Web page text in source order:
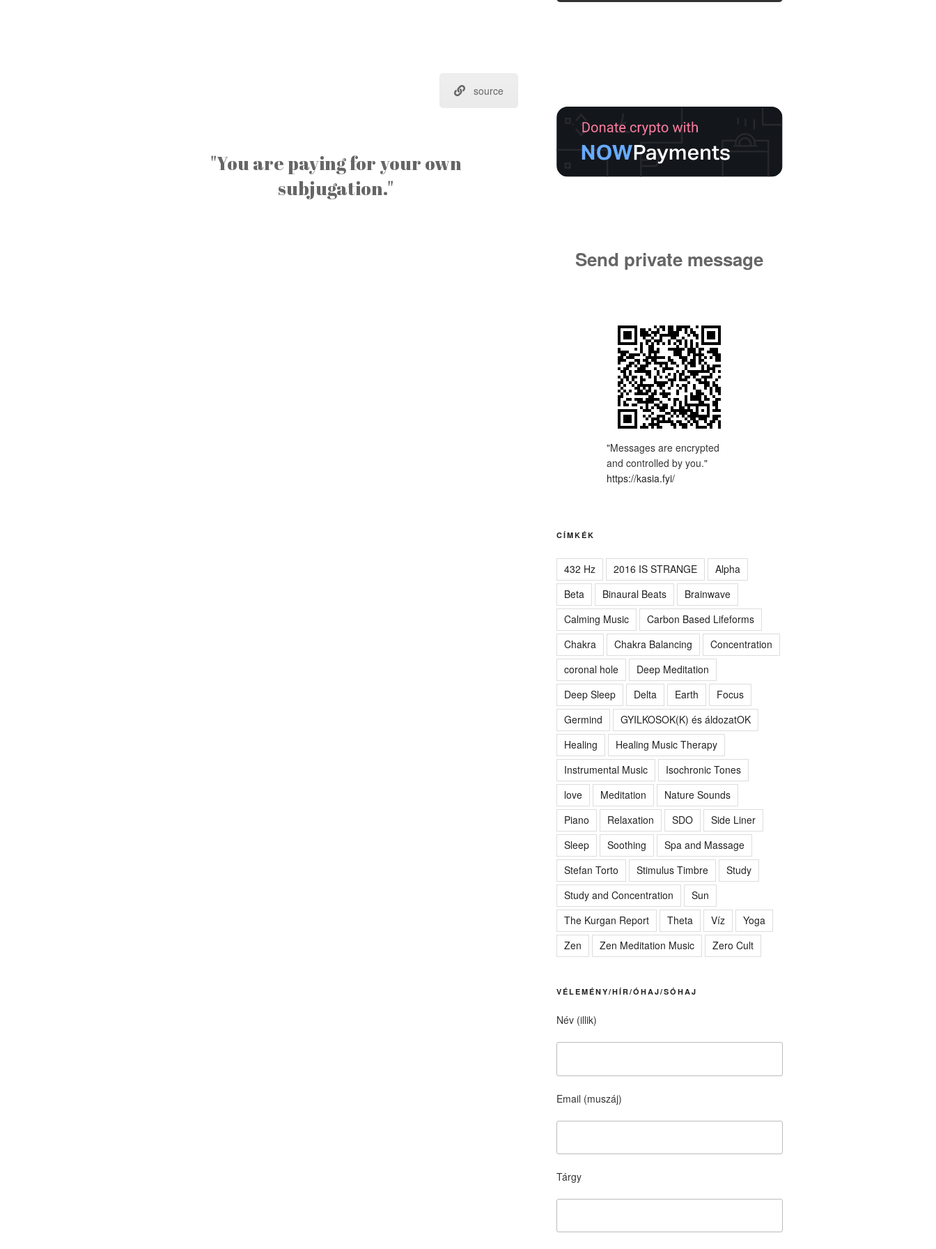
source
"You are paying for your own
subjugation."
Send private message
"Messages are encrypted
and controlled by you."
https://kasia.fyi/
CÍMKÉK
432 Hz 2016 IS STRANGE
Alpha
Beta
Binaural Beats
Brainwave
Calming Music
Carbon Based Lifeforms
Chakra
Chakra Balancing
Concentration
coronal hole
Deep Meditation
Deep Sleep
Delta Earth
Focus
Germind
GYILKOSOK(K) és áldozatOK
Healing
Healing Music Therapy
Instrumental Music
Isochronic Tones
love
Meditation
Nature Sounds
Piano
Relaxation SDO
Side Liner
Sleep
Soothing
Spa and Massage
Stefan Torto
Stimulus Timbre
Study
Study and Concentration
Sun
The Kurgan Report
Theta Víz
Yoga
Zen
Zen Meditation Music Zero Cult
VÉLEMÉNY/HÍR/ÓHAJ/SÓHAJ
Név (illik)
Email (muszáj)
Tárgy